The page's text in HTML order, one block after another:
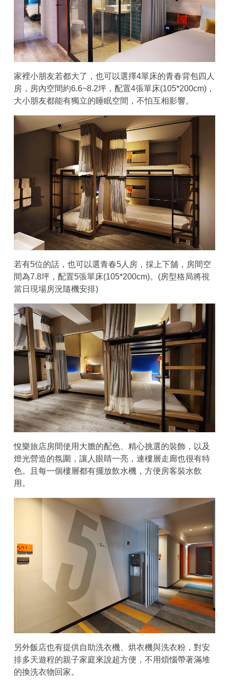
家裡小朋友若都大了，也可以選擇4單床的青春背包四人
房，房內空間約6.6~8.2坪，配置4張單床(105*200cm)，
大小朋友都能有獨立的睡眠空間，不怕互相影響。
若有5位的話，也可以選青春5人房，採上下舖，房間空
間為7.8坪，配置5張單床(105*200cm)。(房型格局將視
當日現場房況隨機安排)
悅樂旅店房間使用大膽的配色、精心挑選的裝飾，以及
燈光營造的氛圍，讓人眼睛一亮，連樓層走廊也很有特
色。且每一個樓層都有擺放飲水機，方便房客裝水飲
用。
另外飯店也有提供自助洗衣機、烘衣機與洗衣粉，對安
排多天遊程的親子家庭來說超方便，不用煩惱帶著滿堆
的換洗衣物回家。